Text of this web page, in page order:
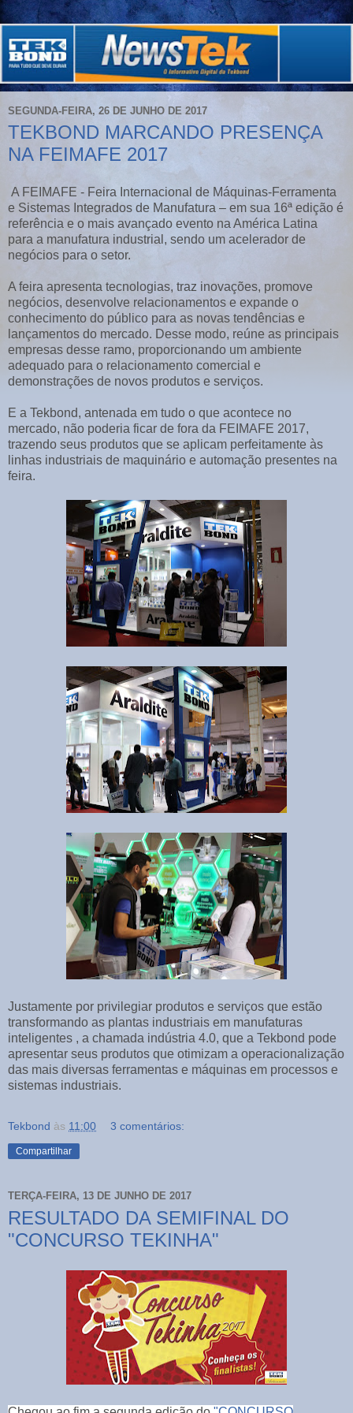
SEGUNDA-FEIRA, 26 DE JUNHO DE 2017
TEKBOND MARCANDO PRESENÇA
NA FEIMAFE 2017
A FEIMAFE - Feira Internacional de Máquinas-Ferramenta
e Sistemas Integrados de Manufatura – em sua 16ª edição é
referência e o mais avançado evento na América Latina
para a manufatura industrial, sendo um acelerador de
negócios para o setor.
A feira apresenta tecnologias, traz inovações, promove
negócios, desenvolve relacionamentos e expande o
conhecimento do público para as novas tendências e
lançamentos do mercado. Desse modo, reúne as principais
empresas desse ramo, proporcionando um ambiente
adequado para o relacionamento comercial e
demonstrações de novos produtos e serviços.
E a Tekbond, antenada em tudo o que acontece no
mercado, não poderia ficar de fora da FEIMAFE 2017,
trazendo seus produtos que se aplicam perfeitamente às
linhas industriais de maquinário e automação presentes na
feira.
Justamente por privilegiar produtos e serviços que estão
transformando as plantas industriais em manufaturas
inteligentes , a chamada indústria 4.0, que a Tekbond pode
apresentar seus produtos que otimizam a operacionalização
das mais diversas ferramentas e máquinas em processos e
sistemas industriais.
Tekbond às 11:00 3 comentários:
Compartilhar
TERÇA-FEIRA, 13 DE JUNHO DE 2017
RESULTADO DA SEMIFINAL DO
"CONCURSO TEKINHA"